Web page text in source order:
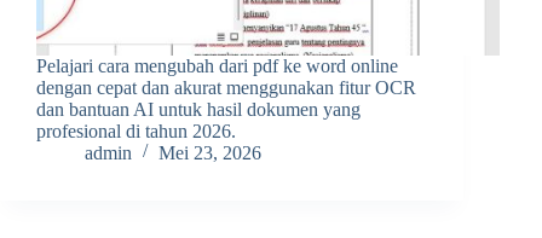
Pelajari cara mengubah dari pdf ke word online
dengan cepat dan akurat menggunakan fitur OCR
dan bantuan AI untuk hasil dokumen yang
profesional di tahun 2026.
admin
Mei 23, 2026